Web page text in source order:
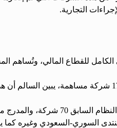
التجارية.
الكامل للقطاع المالي،
وبخصوص شركات الأموال التي بلغ عددها
السوري-السعودي وغيره